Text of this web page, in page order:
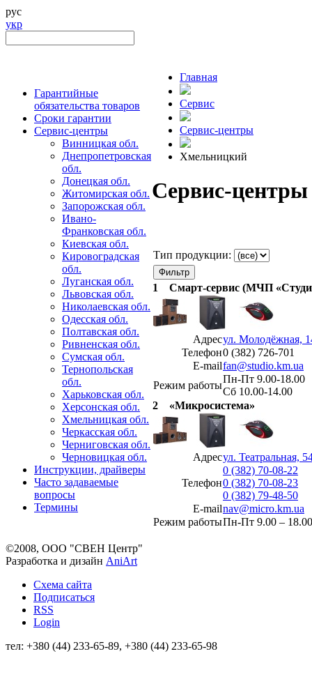
рус
укр
Гарантийные
обязательства товаров
Сроки гарантии
Сервис-центры
Винницкая обл.
Днепропетровская
обл.
Донецкая обл.
Житомирская обл.
Запорожская обл.
Ивано-
Франковская обл.
Киевская обл.
Кировоградская
обл.
Луганская обл.
Львовская обл.
Николаевская обл.
Одесская обл.
Полтавская обл.
Ривненская обл.
Сумская обл.
Тернопольская
обл.
Харьковская обл.
Херсонская обл.
Хмельницкая обл.
Черкасская обл.
Черниговская обл.
Черновицкая обл.
Инструкции, драйверы
Часто задаваемые
вопросы
Термины
Главная
Сервис
Сервис-центры
Хмельницкий
Сервис-центры
Тип продукции:
1 Смарт-сервис (МЧП
Адресул. Молодёжная,
Телефон0 (382) 726-701
E-mailfan@studio.km.ua
Режим работы
Пн-Пт 9.00-18.00
Сб 10.00-14.00
2 «Микросистема»
Адресул. Театральная,
Телефон
0 (382) 70-08-22
0 (382) 70-08-23
0 (382) 79-48-50
E-mailnav@micro.km.ua
Режим работыПн-Пт 9.00 – 18.00
©2008, ООО "СВЕН Центр"
Разработка и дизайн AniArt
Схема сайта
Подписаться
RSS
Login
тел: +380 (44) 233-65-89, +380 (44) 233-65-98